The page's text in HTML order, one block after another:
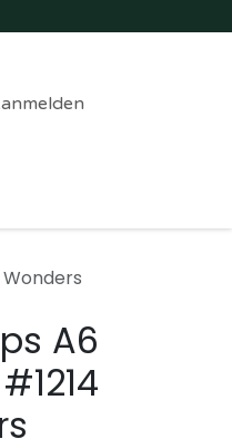
A6